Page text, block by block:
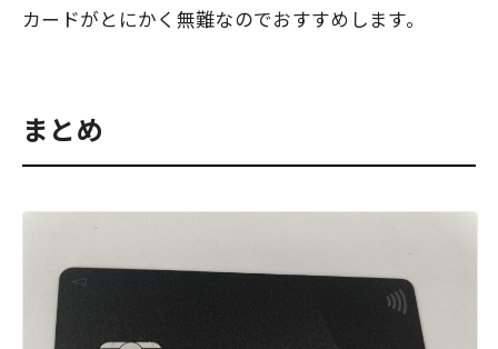
カードがとにかく無難なのでおすすめします。
まとめ